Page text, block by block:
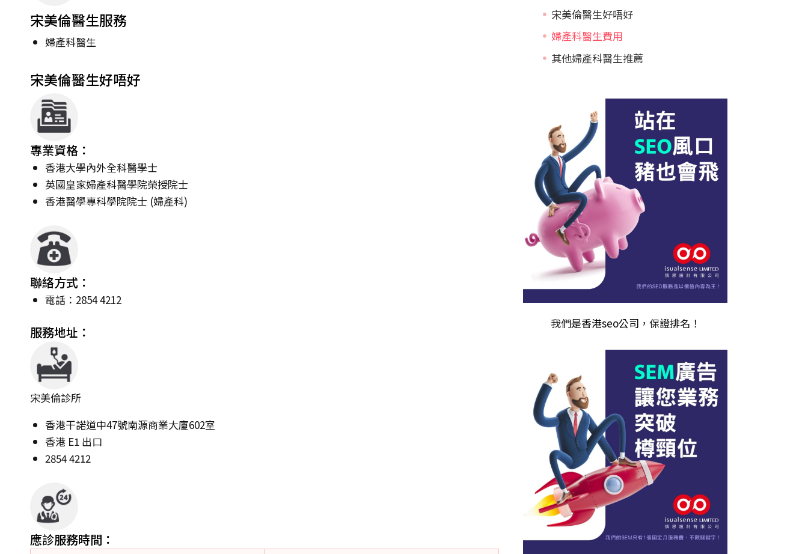
宋美倫醫生服務
婦產科醫生
宋美倫醫生好唔好
專業資格：
香港大學內外全科醫學士
英國皇家婦產科醫學院榮授院士
香港醫學專科學院院士 (婦產科)
聯絡方式：
電話：2854 4212
服務地址：
宋美倫診所
香港干諾道中47號南源商業大廈602室
香港 E1 出口
2854 4212
應診服務時間：
宋美倫醫生好唔好
婦產科醫生費用
其他婦產科醫生推薦
我們是香港seo公司 ，保證排名！